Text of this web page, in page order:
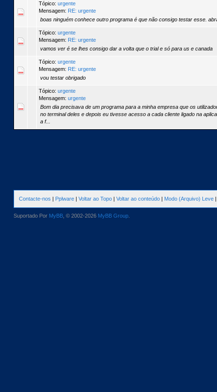
Tópico: urgente
Mensagem: RE: urgente
boas ninguém conhece outro programa é que não consigo testar esse.
Tópico: urgente
Mensagem: RE: urgente
vamos ver é se lhes consigo dar a volta que o trial e só para us e canada
Tópico: urgente
Mensagem: RE: urgente
vou testar obrigado
Tópico: urgente
Mensagem: urgente
Bom dia precisava de um programa para a minha empresa que os
no terminal deles e depois eu tivesse acesso a cada cliente ligado na
a f...
Contacte-nos | Pplware | Voltar ao Topo | Voltar ao conteúdo | Modo (Arquivo) Leve
Suportado Por MyBB , © 2002-2026 MyBB Group